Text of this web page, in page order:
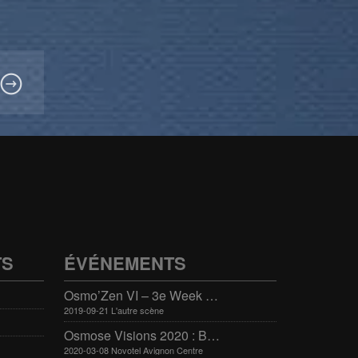
ÉVÉNEMENTS
Osmo’Zen VI – 3e Week end international du bien-être
2019-09-21 L'autre scène
Osmose Visions 2020 : Bien-être et arts divinatoires
2020-03-08 Novotel Avignon Centre